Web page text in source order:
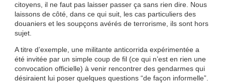
citoyens, il ne faut pas laisser passer ça sans rien dire. Nous
laissons de côté, dans ce qui suit, les cas particuliers des
douaniers et les soupçons avérés de terrorisme, ils sont hors
sujet.
A titre d’exemple, une militante anticorrida expérimentée a
été invitée par un simple coup de fil (ce qui n’est en rien une
convocation officielle) à venir rencontrer des gendarmes qui
désiraient lui poser quelques questions “de façon informelle”.